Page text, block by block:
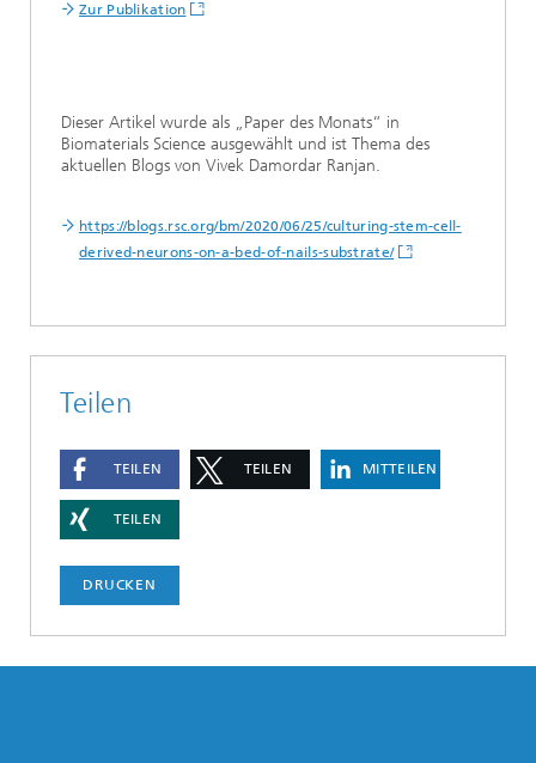
Zur Publikation
Dieser Artikel wurde als „Paper des Monats“ in
Biomaterials Science ausgewählt und ist Thema des
aktuellen Blogs von Vivek Damordar Ranjan.
https://blogs.rsc.org/bm/2020/06/25/culturing-stem-cell-
derived-neurons-on-a-bed-of-nails-substrate/
Teilen
TEILEN TEILEN MITTEILEN
TEILEN
DRUCKEN